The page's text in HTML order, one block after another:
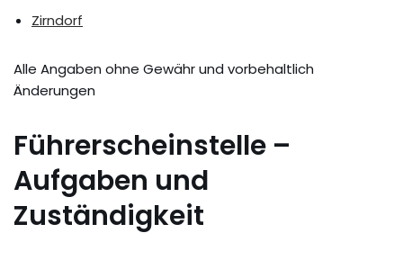
Zirndorf
Alle Angaben ohne Gewähr und vorbehaltlich
Änderungen
Führerscheinstelle –
Aufgaben und
Zuständigkeit